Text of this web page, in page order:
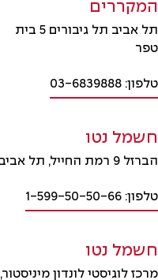
המקררים
תל אביב תל גיבורים 5 בית
טפר
טלפון: 03-6839888
חשמל נטו
הברזל 9 רמת החייל, תל אביב
טלפון: 1-599-50-50-66
חשמל נטו
מרכז לוגיסטי לונדון מיניסטור,